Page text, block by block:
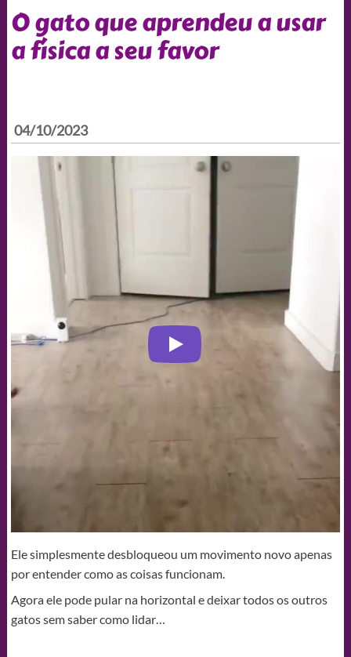
O gato que aprendeu a usar
a física a seu favor
04/10/2023
Ele simplesmente desbloqueou um movimento novo apenas
por entender como as coisas funcionam.
Agora ele pode pular na horizontal e deixar todos os outros
gatos sem saber como lidar…